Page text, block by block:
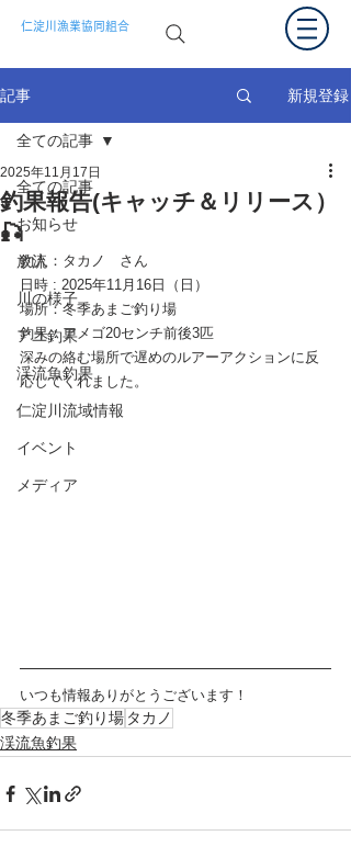
仁淀川漁業協同組合
記事 新規登録
全ての記事
お知らせ
放流
川の様子
アユ釣果
渓流魚釣果
仁淀川流域情報
イベント
メディア
全ての記事
釣果報告(キャッチ＆リリース）
🎣
2025年11月17日
釣人： タカノ
さん
日時 : 2025年11月16日（日）
場所：冬季あまご釣り場
釣果：アメゴ20センチ前後3匹
深みの絡む場所で遅めのルアーアクションに反
応してくれました。
いつも情報ありがとうございます！
冬季あまご釣り場 タカノ
渓流魚釣果